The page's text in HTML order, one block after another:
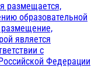
размещается,
образовательной
размещение,
является
с
Федерации